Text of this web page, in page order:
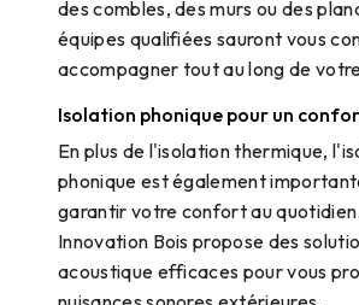
des combles, des murs ou des
équipes qualifiées sauront vous
accompagner tout au long de
Isolation phonique pour un
En plus de l'isolation thermique,
phonique est également
garantir votre confort au
Innovation Bois propose des
acoustique efficaces pour vous